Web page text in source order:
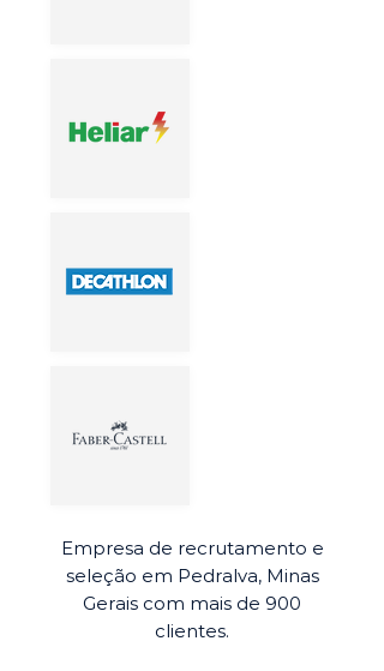
Empresa de recrutamento e
seleção em Pedralva, Minas
Gerais com mais de 900
clientes.